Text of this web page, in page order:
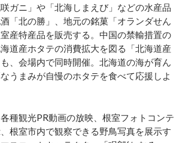
ガニ」や「北海しまえび」などの水産品
「北の勝」、地元の銘菓「オランダせん
産特産品を販売する。中国の禁輸措置の
道産ホタテの消費拡大を図る「北海道産
、会場内で同時開催。北海道の海が育ん
うまみが自慢のホタテを食べて応援しよ
種観光PR動画の放映、根室フォトコンテ
根室市内で観察できる野鳥写真を展示す